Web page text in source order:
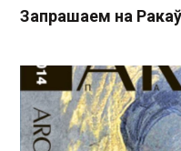
Запрашаем на